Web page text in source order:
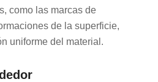
como las marcas de
de la superficie,
uniforme del material.